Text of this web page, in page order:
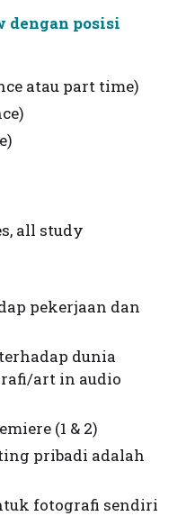
dengan posisi
atau part time)
all study
pekerjaan dan
dunia
art in audio
(1 & 2)
pribadi adalah
fotografi sendiri